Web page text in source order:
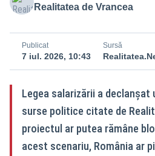
Realitatea de Vrancea
Publicat
7 iul. 2026, 10:43
Sursă
Legea salarizării a declanșat
surse politice citate de
proiectul ar putea rămâne
acest scenariu, România ar